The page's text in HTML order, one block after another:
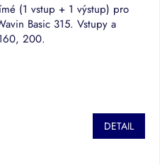
(1 vstup + 1 výstup) pro
Basic 315. Vstupy a
200.
DETAIL